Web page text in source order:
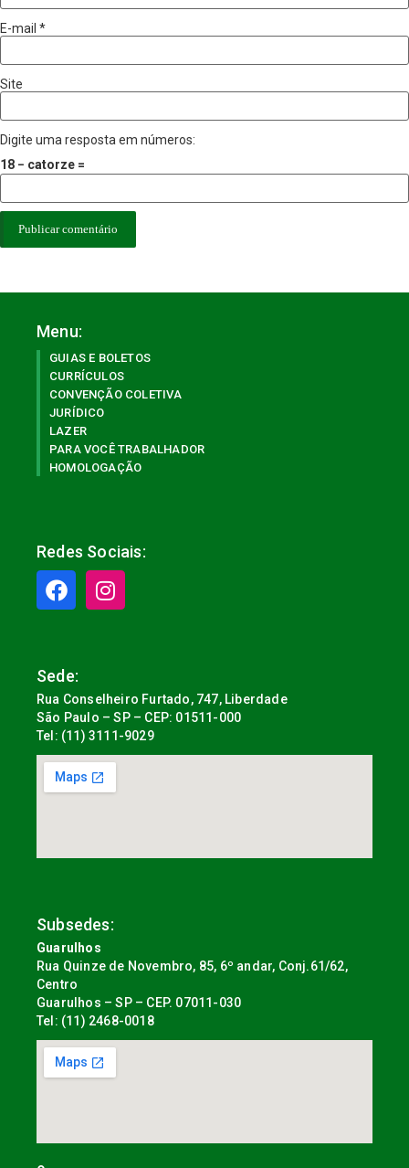
E-mail *
Site
Digite uma resposta em números:
18 − catorze =
Menu:
GUIAS E BOLETOS
CURRÍCULOS
CONVENÇÃO COLETIVA
JURÍDICO
LAZER
PARA VOCÊ TRABALHADOR
HOMOLOGAÇÃO
Redes Sociais:
Sede:
Rua Conselheiro Furtado, 747, Liberdade
São Paulo – SP – CEP: 01511-000
Tel: (11) 3111-9029
Subsedes:
Guarulhos
Rua Quinze de Novembro, 85, 6º andar, Conj.61/62,
Centro
Guarulhos – SP – CEP. 07011-030
Tel: (11) 2468-0018